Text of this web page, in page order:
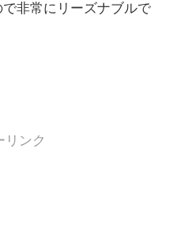
非常にリーズナブルで
リンク